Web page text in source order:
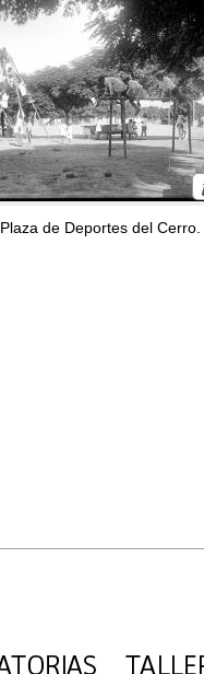
Plaza de Deportes del Cerro.